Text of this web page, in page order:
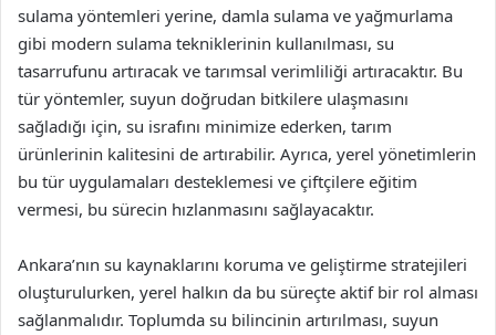
sulama yöntemleri yerine, damla sulama ve yağmurlama
gibi modern sulama tekniklerinin kullanılması, su
tasarrufunu artıracak ve tarımsal verimliliği artıracaktır. Bu
tür yöntemler, suyun doğrudan bitkilere ulaşmasını
sağladığı için, su israfını minimize ederken, tarım
ürünlerinin kalitesini de artırabilir. Ayrıca, yerel yönetimlerin
bu tür uygulamaları desteklemesi ve çiftçilere eğitim
vermesi, bu sürecin hızlanmasını sağlayacaktır.
Ankara’nın su kaynaklarını koruma ve geliştirme stratejileri
oluşturulurken, yerel halkın da bu süreçte aktif bir rol alması
sağlanmalıdır. Toplumda su bilincinin artırılması, suyun